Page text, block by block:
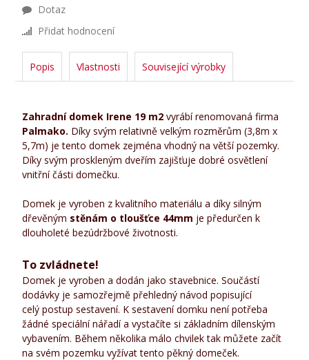
Dotaz
Přidat hodnocení
Popis Vlastnosti Související výrobky
Zahradní domek Irene 19 m2vyrábí renomovaná firma
Palmako. Díky svým relativně velkým rozměrům (3,8m x
5,7m) je tento domek zejména vhodný na větší pozemky.
Díky svým proskleným dveřím zajišťuje dobré osvětlení
vnitřní části domečku.
Domek je vyroben z kvalitního materiálu a díky silným
dřevěným stěnám o tloušťce 44mm je předurčen k
dlouholeté bezúdržbové životnosti.
To zvládnete!
Domek je vyroben a dodán jako stavebnice. Součástí
dodávky je samozřejmě přehledný návod popisující
celý postup sestavení. K sestavení domku není potřeba
žádné speciální nářadí a vystačíte si základním dílenským
vybavením. Během několika málo chvilek tak můžete začít
na svém pozemku vyžívat tento pěkný domeček.